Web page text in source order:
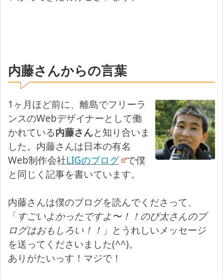
内藤さんからの言葉
1ヶ月ほど前に、離島でフリーラ
ンスのWebデザイナーとして働
かれている内藤さんと知り合いま
した。内藤さんは日本の有名
Web制作会社LIGのブログ
で僕
と同じく記事を書いています。
内藤さんは僕のブログを読んでくださって、
「すごいよかったですよ〜！！のび太さんのブ
ログはおもしろい！！ 」とうれしいメッセージ
を送ってくださいました(^^)。
ありがたいっす！マジで！